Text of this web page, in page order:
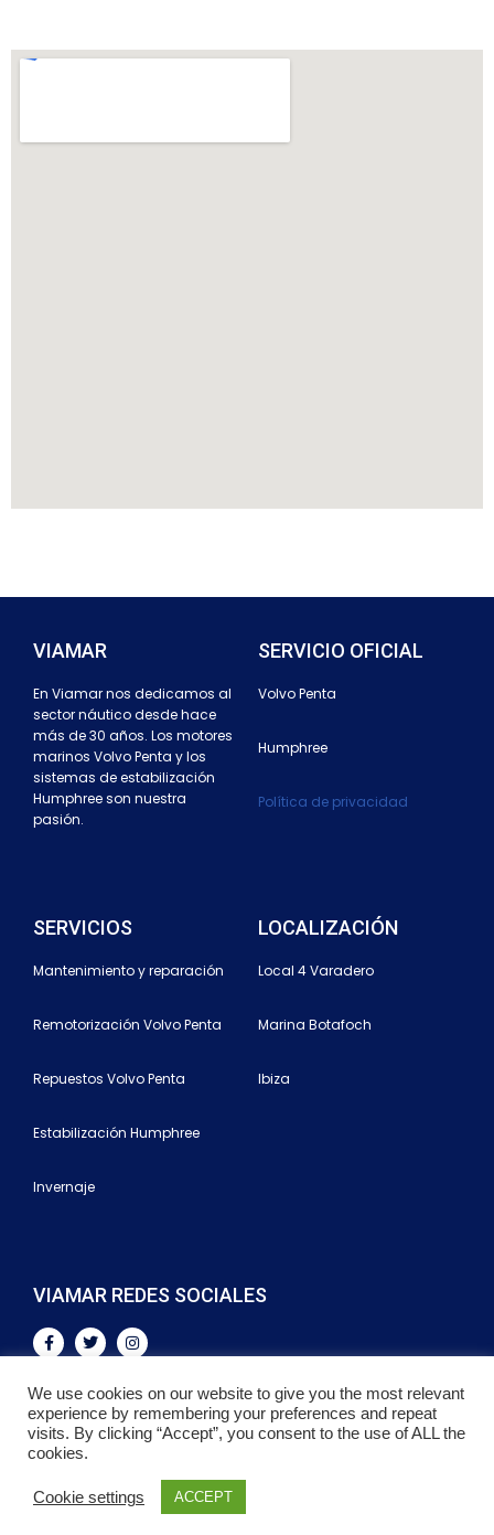
VIAMAR
En Viamar nos dedicamos al
sector náutico desde hace
más de 30 años. Los motores
marinos Volvo Penta y los
sistemas de estabilización
Humphree son nuestra
pasión.
SERVICIO OFICIAL
Volvo Penta
Humphree
Política de privacidad
SERVICIOS
Mantenimiento y reparación
Remotorización Volvo Penta
Repuestos Volvo Penta
Estabilización Humphree
Invernaje
LOCALIZACIÓN
Local 4 Varadero
Marina Botafoch
Ibiza
VIAMAR REDES SOCIALES
© 2021. Viamar. Todos los derechos reservados.
We use cookies on our website to give you the most relevant
experience by remembering your preferences and repeat
visits. By clicking “Accept”, you consent to the use of ALL the
cookies.
Cookie settings ACCEPT